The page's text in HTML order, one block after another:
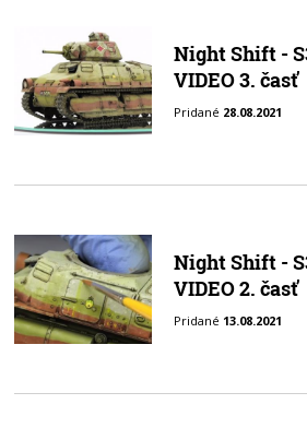
Night Shift -
VIDEO 3. časť
Pridané 28.08.2021
Night Shift -
VIDEO 2. časť
Pridané 13.08.2021